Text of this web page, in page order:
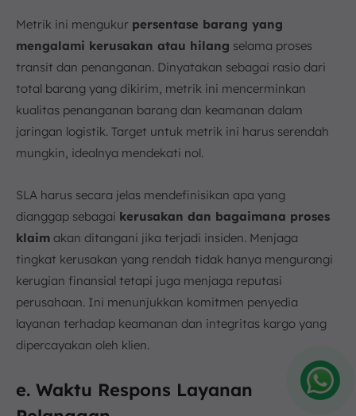
Metrik ini mengukur persentase barang yang
mengalami kerusakan atau hilang selama proses
transit dan penanganan. Dinyatakan sebagai rasio dari
total barang yang dikirim, metrik ini mencerminkan
kualitas penanganan barang dan keamanan dalam
jaringan logistik. Target untuk metrik ini harus serendah
mungkin, idealnya mendekati nol.
SLA harus secara jelas mendefinisikan apa yang
dianggap sebagai kerusakan dan bagaimana proses
klaim akan ditangani jika terjadi insiden. Menjaga
tingkat kerusakan yang rendah tidak hanya mengurangi
kerugian finansial tetapi juga menjaga reputasi
perusahaan. Ini menunjukkan komitmen penyedia
layanan terhadap keamanan dan integritas kargo yang
dipercayakan oleh klien.
e. Waktu Respons Layanan